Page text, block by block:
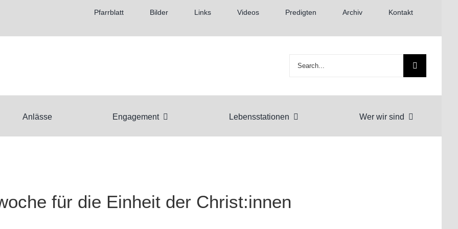
Pfarrblatt Bilder Links Videos Predigten Archiv Kontakt
Suche
Anlässe Engagement Lebensstationen Wer wir sind
für die Einheit der Christ:innen